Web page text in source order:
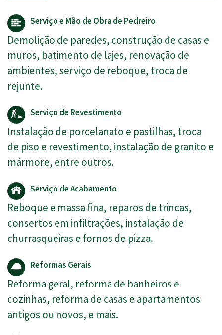
Serviço e Mão de Obra de Pedreiro
Demolição de paredes, construção de casas e
muros, batimento de lajes, renovação de
ambientes, serviço de reboque, troca de
rejunte.
Serviço de Revestimento
Instalação de porcelanato e pastilhas, troca
de piso e revestimento, instalação de granito e
mármore, entre outros.
Serviço de Acabamento
Reboque e massa fina, reparos de trincas,
consertos em infiltrações, instalação de
churrasqueiras e fornos de pizza.
Reformas Gerais
Reforma geral, reforma de banheiros e
cozinhas, reforma de casas e apartamentos
antigos ou novos, e mais.